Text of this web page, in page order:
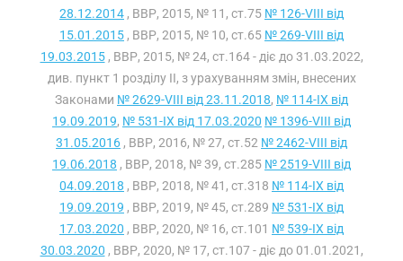
28.12.2014 , ВВР, 2015, № 11, ст.75 № 126-VIII від
15.01.2015 , ВВР, 2015, № 10, ст.65 № 269-VIII від
19.03.2015, ВВР, 2015, № 24, ст.164 - діє до 31.03.2022,
див. пункт 1 розділу II, з урахуванням змін, внесених
Законами № 2629-VIII від 23.11.2018, № 114-IX від
19.09.2019, № 531-IX від 17.03.2020 № 1396-VIII від
31.05.2016 , ВВР, 2016, № 27, ст.52 № 2462-VIII від
19.06.2018 , ВВР, 2018, № 39, ст.285 № 2519-VIII від
04.09.2018 , ВВР, 2018, № 41, ст.318 № 114-IX від
19.09.2019 , ВВР, 2019, № 45, ст.289 № 531-IX від
17.03.2020 , ВВР, 2020, № 16, ст.101 № 539-IX від
30.03.2020 , ВВР, 2020, № 17, ст.107 - діє до 01.01.2021,